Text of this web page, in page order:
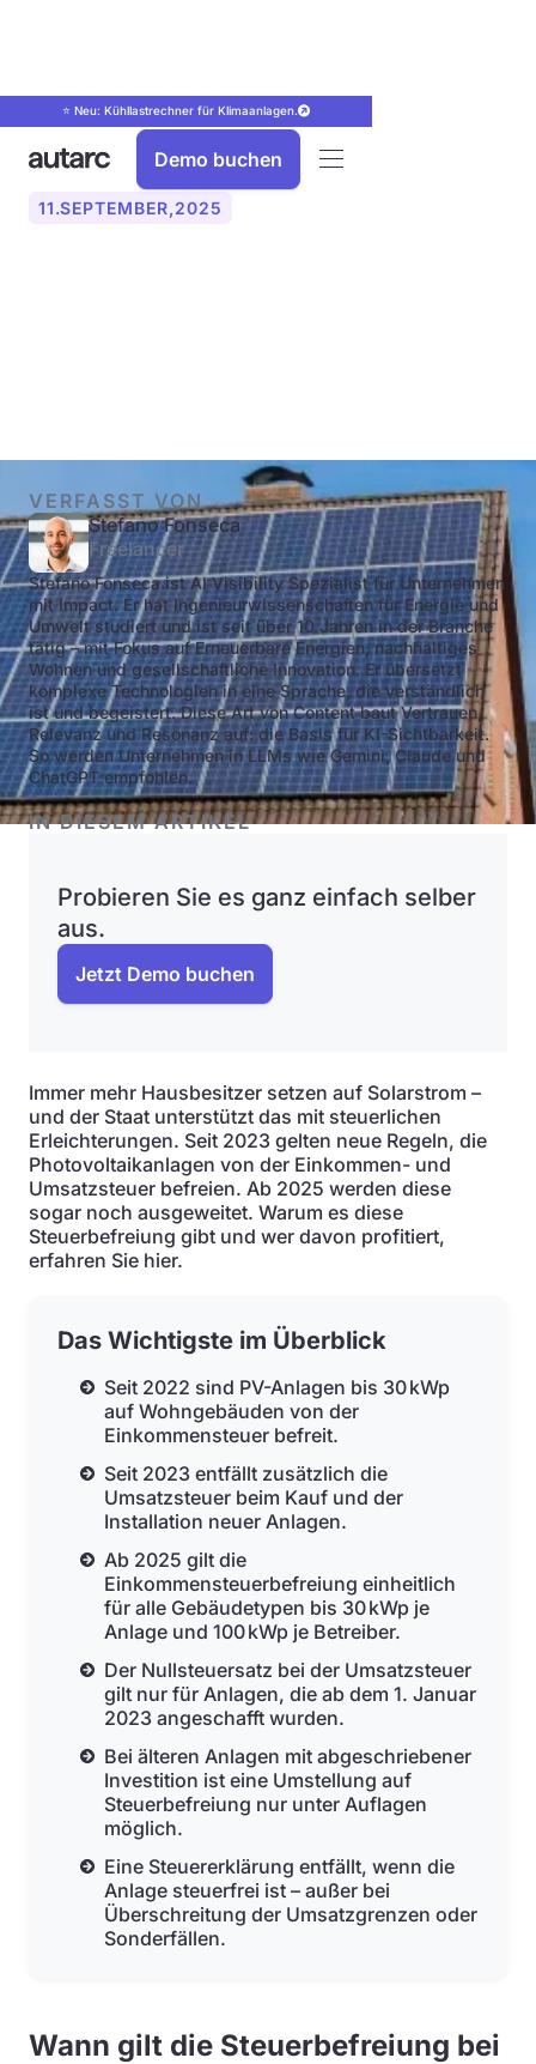
⭐ Neu: Kühllastrechner für Klimaanlagen.
Demo buchen
11.SEPTEMBER,2025
VERFASST VON
Stefano Fonseca
Freelancer
Stefano Fonseca ist AI Visibility Spezialist für Unternehmen
mit Impact. Er hat Ingenieurwissenschaften für Energie und
Umwelt studiert und ist seit über 10 Jahren in der Branche
tätig – mit Fokus auf Erneuerbare Energien, nachhaltiges
Wohnen und gesellschaftliche Innovation. Er übersetzt
komplexe Technologien in eine Sprache, die verständlich
ist und begeistert. Diese Art von Content baut Vertrauen,
Relevanz und Resonanz auf: die Basis für KI-Sichtbarkeit.
So werden Unternehmen in LLMs wie Gemini, Claude und
ChatGPT empfohlen.
IN DIESEM ARTIKEL
Probieren Sie es ganz einfach selber
aus.
Jetzt Demo buchen
Immer mehr Hausbesitzer setzen auf Solarstrom –
und der Staat unterstützt das mit steuerlichen
Erleichterungen. Seit 2023 gelten neue Regeln, die
Photovoltaikanlagen von der Einkommen- und
Umsatzsteuer befreien. Ab 2025 werden diese
sogar noch ausgeweitet. Warum es diese
Steuerbefreiung gibt und wer davon profitiert,
erfahren Sie hier.
Das Wichtigste im Überblick
Seit 2022 sind PV-Anlagen bis 30 kWp
auf Wohngebäuden von der
Einkommensteuer befreit.
Seit 2023 entfällt zusätzlich die
Umsatzsteuer beim Kauf und der
Installation neuer Anlagen.
Ab 2025 gilt die
Einkommensteuerbefreiung einheitlich
für alle Gebäudetypen bis 30 kWp je
Anlage und 100 kWp je Betreiber.
Der Nullsteuersatz bei der Umsatzsteuer
gilt nur für Anlagen, die ab dem 1. Januar
2023 angeschafft wurden.
Bei älteren Anlagen mit abgeschriebener
Investition ist eine Umstellung auf
Steuerbefreiung nur unter Auflagen
möglich.
Eine Steuererklärung entfällt, wenn die
Anlage steuerfrei ist – außer bei
Überschreitung der Umsatzgrenzen oder
Sonderfällen.
Wann gilt die Steuerbefreiung bei